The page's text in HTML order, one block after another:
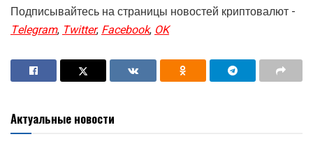
Подписывайтесь на страницы новостей криптовалют -
Telegram, Twitter, Facebook, OK
Актуальные новости